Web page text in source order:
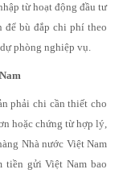
từ hoạt động đầu tư
để bù đắp chi phí theo
phòng nghiệp vụ.
phải chi cần thiết cho
hoặc chứng từ hợp lý,
Nhà nước Việt Nam
tiền gửi Việt Nam bao